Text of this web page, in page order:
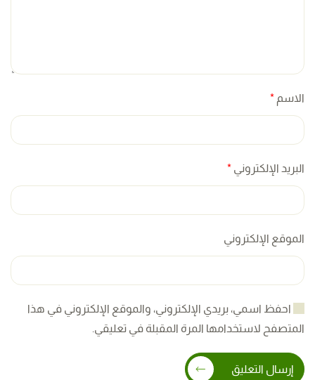
الاسم *
البريد الإلكتروني *
الموقع الإلكتروني
احفظ اسمي، بريدي الإلكتروني، والموقع الإلكتروني في هذا
المتصفح لاستخدامها المرة المقبلة في تعليقي.
إرسال التعليق